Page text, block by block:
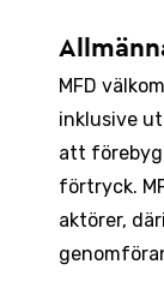
MFD
inklusive
att
förtryck.
aktörer,